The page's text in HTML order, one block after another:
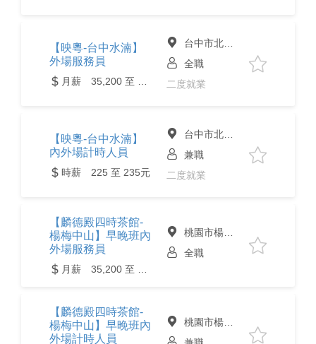
【映粵-台中水湳】
外場服務員
台中市北屯區
全職
二度就業
【映粵-台中水湳】
內外場計時人員
時薪 225 至 235元
台中市北屯區
兼職
二度就業
【麟德殿四時茶館-
楊梅中山】早晚班內
外場服務員
月薪 35,200 至 49,600元
桃園市楊梅區
全職
【麟德殿四時茶館-
楊梅中山】早晚班內
外場計時人員
桃園市楊梅區